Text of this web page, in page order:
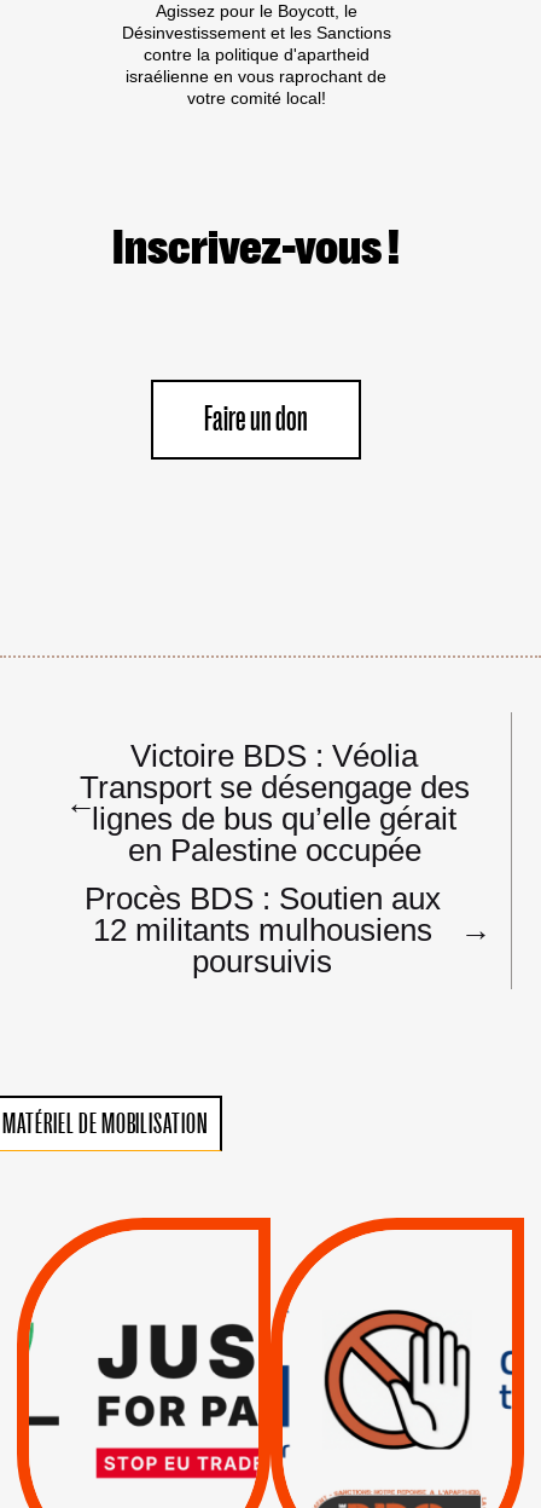
PAS »
Agissez pour le Boycott, le
Désinvestissement et les Sanctions
contre la politique d'apartheid
israélienne en vous raprochant de
votre comité local!
Inscrivez-vous !
Faire un don
Navigation
de
l’article
←
Victoire BDS : Véolia
Transport se désengage des
lignes de bus qu’elle gérait
en Palestine occupée
Procès BDS : Soutien aux
12 militants mulhousiens
poursuivis
→
MATÉRIEL DE MOBILISATION
VIOLATIONS DES
SUSPENSION
TOTALE DE
L’ACCORD
D’ASSOCIATION UE-
ISRAËL
RESPECT DU DROIT
INTERNATIONAL ?
TRUMP, MACRON :
MÊME COMBAT
| Actus |
| Boycott militaire |